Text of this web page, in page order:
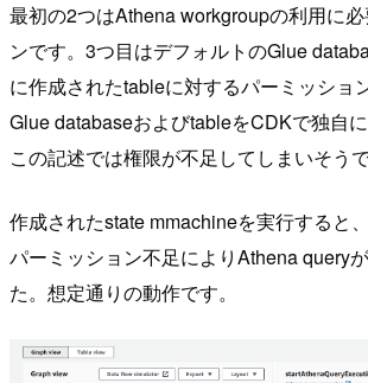
最初の2つはAthena workgroupの利用に
ンです。3つ目はデフォルトのGlue
に作成されたtableに対するパーミッショ
Glue databaseおよびtableをCDKで独自
この記述では権限が不足してしまいそうで
作成されたstate mmachineを実行すると
パーミッション不足によりAthena query
た。想定通りの動作です。